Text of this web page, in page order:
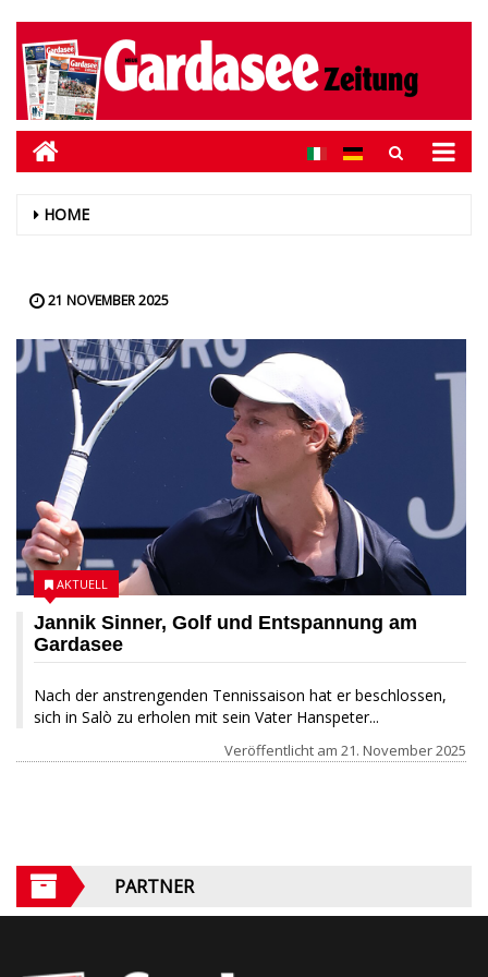
HOME
21 NOVEMBER 2025
Jannik Sinner, Golf und Entspannung am
Gardasee
Nach der anstrengenden Tennissaison hat er beschlossen,
sich in Salò zu erholen mit sein Vater Hanspeter...
AKTUELL
Veröffentlicht am 21. November 2025
PARTNER